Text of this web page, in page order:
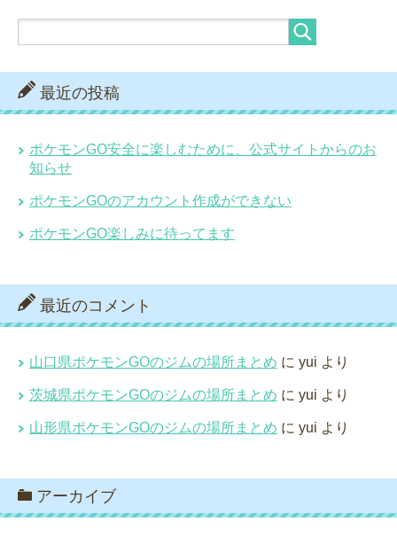
最近の投稿
ポケモンGO安全に楽しむために、公式サイトからのお
知らせ
ポケモンGOのアカウント作成ができない
ポケモンGO楽しみに待ってます
最近のコメント
山口県ポケモンGOのジムの場所まとめ に yui より
茨城県ポケモンGOのジムの場所まとめ に yui より
山形県ポケモンGOのジムの場所まとめ に yui より
アーカイブ